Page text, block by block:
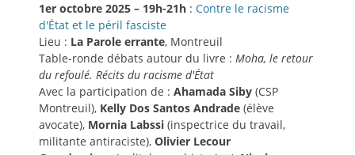
1er octobre 2025 – 19h-21h : Contre le racisme
d'État et le péril fasciste
Lieu : La Parole errante, Montreuil
Table-ronde débats autour du livre : Moha, le retour
du refoulé. Récits du racisme d'État
Avec la participation de : Ahamada Siby (CSP
Montreuil), Kelly Dos Santos Andrade (élève
avocate), Mornia Labssi (inspectrice du travail,
militante antiraciste), Olivier Lecour